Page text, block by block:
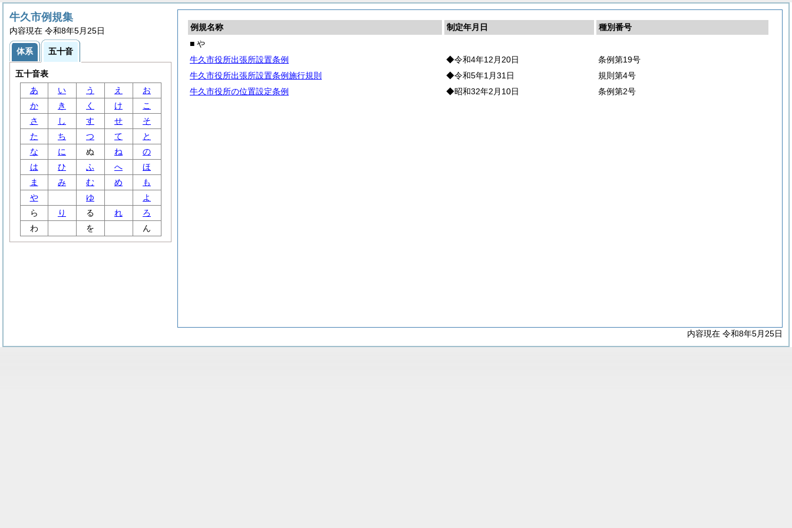
例規名称 制定年月日
種別番号
■ や
牛久市役所出張所設置条例
◆令和4年12月20日
条例第19号
牛久市役所出張所設置条例施行規則
◆令和5年1月31日
規則第4号
牛久市役所の位置設定条例
◆昭和32年2月10日 条例第2号
内容現在 令和8年5月25日
牛久市例規集
内容現在 令和8年5月25日
体系 五十音
五十音表
あ
い う え
お
か
き く け
こ
さ
し す せ
そ
た
ち つ て
と
な
に ぬ ね
の
は
ひ ふ へ
ほ
ま
み む め
も
や
ゆ
よ
ら
り る れ
ろ
わ
を ん